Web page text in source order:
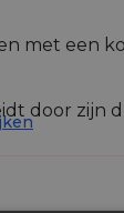
met een
door zijn